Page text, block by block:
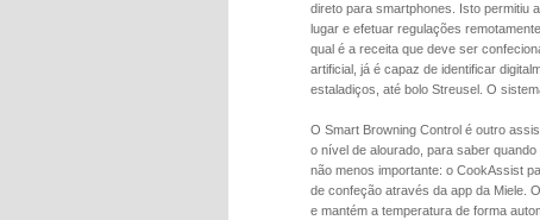
direto para smartphones. Isto permitiu
lugar e efetuar regulações
qual é a receita que deve ser
artificial, já é capaz de identificar
estaladiços, até bolo Streusel. O
O Smart Browning Control é outro
o nível de alourado, para saber
não menos importante: o CookAssist
de confeção através da app da Miele.
e mantém a temperatura de forma